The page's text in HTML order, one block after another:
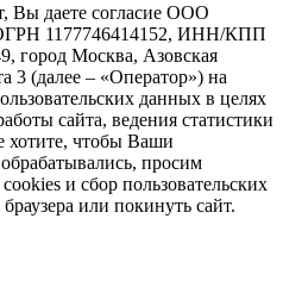
Вы даете согласие ООО
1177746414152, ИНН/КПП
город Москва, Азовская
3 (далее – «Оператор») на
данных в целях
сайта, ведения статистики
хотите, чтобы Ваши
просим
и сбор пользовательских
или покинуть сайт.